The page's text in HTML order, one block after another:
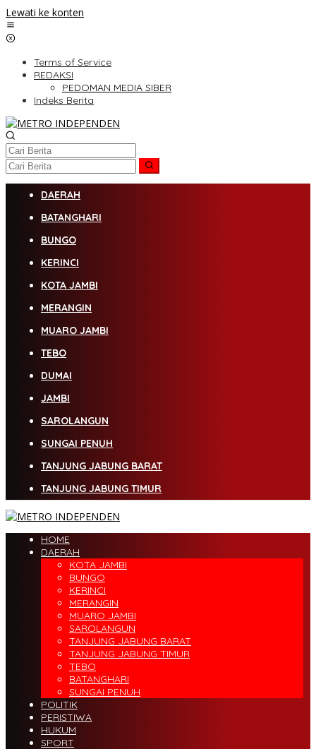
Lewati ke konten
Terms of Service
REDAKSI
PEDOMAN MEDIA SIBER
Indeks Berita
DAERAH
BATANGHARI
BUNGO
KERINCI
KOTA JAMBI
MERANGIN
MUARO JAMBI
TEBO
DUMAI
JAMBI
SAROLANGUN
SUNGAI PENUH
TANJUNG JABUNG BARAT
TANJUNG JABUNG TIMUR
HOME
DAERAH
KOTA JAMBI
BUNGO
KERINCI
MERANGIN
MUARO JAMBI
SAROLANGUN
TANJUNG JABUNG BARAT
TANJUNG JABUNG TIMUR
TEBO
BATANGHARI
SUNGAI PENUH
POLITIK
PERISTIWA
HUKUM
SPORT